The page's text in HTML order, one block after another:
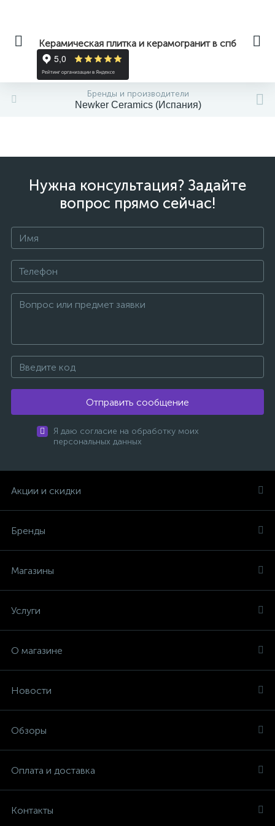
Керамическая плитка и керамогранит в спб
Бренды и производители
Newker Ceramics (Испания)
Нужна консультация? Задайте
вопрос прямо сейчас!
Отправить сообщение
Я даю согласие на обработку моих
персональных данных
Акции и скидки
Бренды
Магазины
Услуги
О магазине
Новости
Обзоры
Оплата и доставка
Контакты